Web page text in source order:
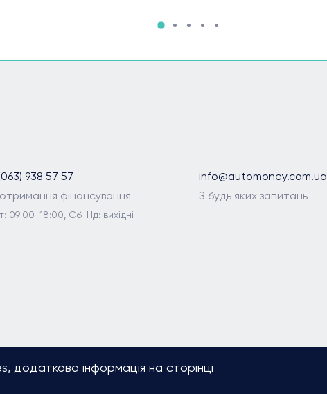
938 57 57
фінансування
09:00-18:00, Сб-Нд: вихідні
info@automoney.com.ua
З будь яких запитань
інформація на сторінці